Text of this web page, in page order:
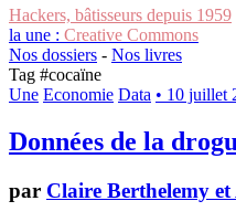
Hackers, bâtisseurs depuis 1959
la une : Creative Commons
Nos dossiers - Nos livres
Tag #cocaïne
Une Economie Data • 10 juillet
Données de la
par Claire Berthelemy